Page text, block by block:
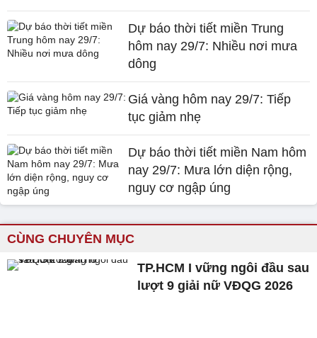
Dự báo thời tiết miền Trung
hôm nay 29/7: Nhiều nơi mưa
dông
Giá vàng hôm nay 29/7: Tiếp
tục giảm nhẹ
Dự báo thời tiết miền Nam hôm
nay 29/7: Mưa lớn diện rộng,
nguy cơ ngập úng
CÙNG CHUYÊN MỤC
TP.HCM I vững ngôi đầu sau
lượt 9 giải nữ VĐQG 2026